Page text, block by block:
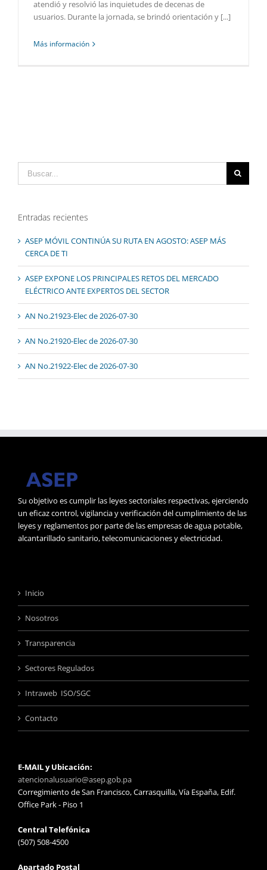
atendió y resolvió las inquietudes de decenas de
usuarios. Durante la jornada, se brindó orientación y [...]
Más información
Entradas recientes
ASEP MÓVIL CONTINÚA SU RUTA EN AGOSTO: ASEP MÁS
CERCA DE TI
ASEP EXPONE LOS PRINCIPALES RETOS DEL MERCADO
ELÉCTRICO ANTE EXPERTOS DEL SECTOR
AN No.21923-Elec de 2026-07-30
AN No.21920-Elec de 2026-07-30
AN No.21922-Elec de 2026-07-30
Su objetivo es cumplir las leyes sectoriales respectivas, ejerciendo
un eficaz control, vigilancia y verificación del cumplimiento de las
leyes y reglamentos por parte de las empresas de agua potable,
alcantarillado sanitario, telecomunicaciones y electricidad.
Inicio
Nosotros
Transparencia
Sectores Regulados
Intraweb ISO/SGC
Contacto
E-MAIL y Ubicación:
atencionalusuario@asep.gob.pa
Corregimiento de San Francisco, Carrasquilla, Vía España, Edif.
Office Park - Piso 1
Central Telefónica
(507) 508-4500
Apartado Postal